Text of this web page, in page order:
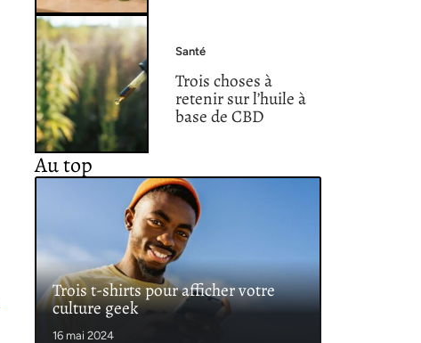
Santé
Trois choses à
retenir sur l’huile à
base de CBD
Au top
Trois t-shirts pour afficher votre
culture geek
16 mai 2024